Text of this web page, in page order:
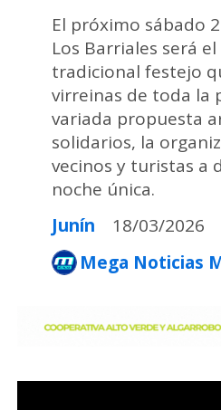
El próximo sábado
Los Barriales será
tradicional festejo
virreinas de toda la
variada propuesta
solidarios, la
vecinos y turistas a
noche única.
Junín
18/03/2026
Mega Noticias